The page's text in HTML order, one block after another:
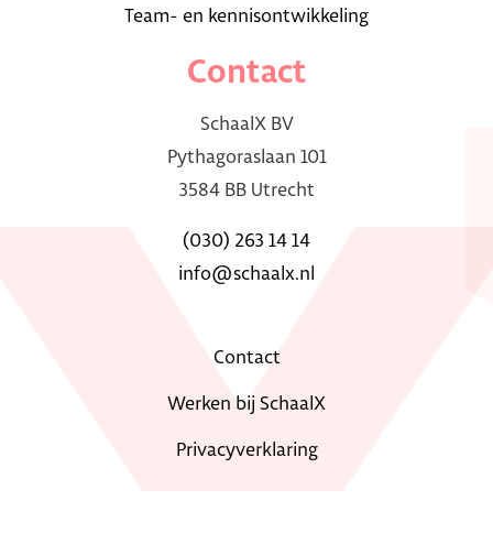
Team- en kennisontwikkeling
Contact
SchaalX BV
Pythagoraslaan 101
3584 BB Utrecht
(030) 263 14 14
info@schaalx.nl
Contact
Werken bij SchaalX
Privacyverklaring